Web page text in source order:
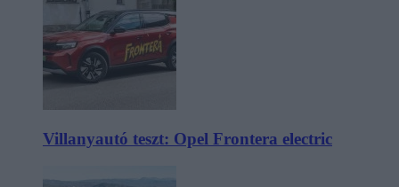
Villanyautó teszt: Opel Frontera electric